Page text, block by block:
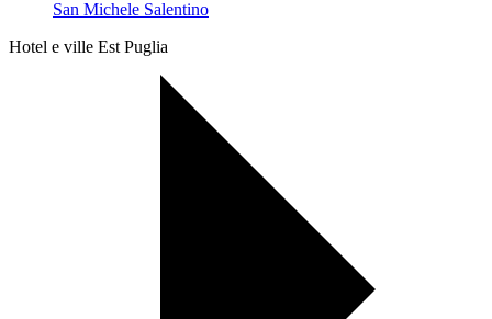
San Michele Salentino
Hotel e ville Est Puglia